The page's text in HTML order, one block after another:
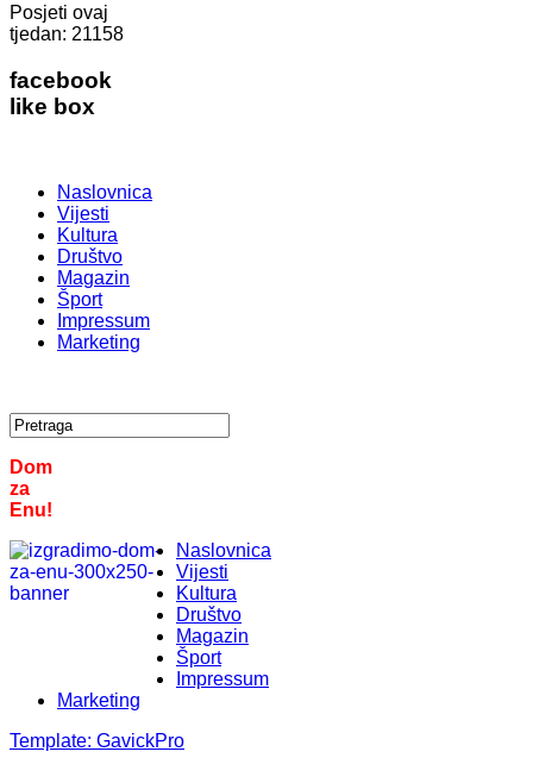
Posjeti ovaj
tjedan: 21158
facebook
like box
Naslovnica
Vijesti
Kultura
Društvo
Magazin
Šport
Impressum
Marketing
Dom
za
Enu!
Naslovnica
Vijesti
Kultura
Društvo
Magazin
Šport
Impressum
Marketing
Template: GavickPro